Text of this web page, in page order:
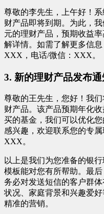
尊敬的李先生，上午好！
财产品即将到期。为此，
元的理财产品，预期收益
解详情。如需了解更多信
XXX，电话/微信：XXX。
3. 新的理财产品发布通
尊敬的王先生，您好！我
财产品。该产品预期年化
买的基金，我们可以优化
感兴趣，欢迎联系您的专
XXX。
以上是我们为您准备的银
模板能对您有所帮助。最
务必对发送短信的客户群
状况、家庭背景和兴趣爱
精准的营销。